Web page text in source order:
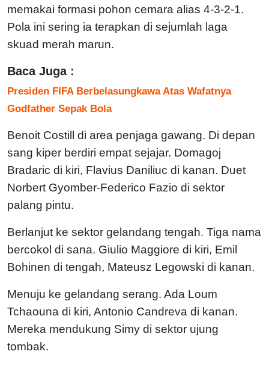
memakai formasi pohon cemara alias 4-3-2-1.
Pola ini sering ia terapkan di sejumlah laga
skuad merah marun.
Baca Juga :
Presiden FIFA Berbelasungkawa Atas Wafatnya
Godfather Sepak Bola
Benoit Costill di area penjaga gawang. Di depan
sang kiper berdiri empat sejajar. Domagoj
Bradaric di kiri, Flavius Daniliuc di kanan. Duet
Norbert Gyomber-Federico Fazio di sektor
palang pintu.
Berlanjut ke sektor gelandang tengah. Tiga nama
bercokol di sana. Giulio Maggiore di kiri, Emil
Bohinen di tengah, Mateusz Legowski di kanan.
Menuju ke gelandang serang. Ada Loum
Tchaouna di kiri, Antonio Candreva di kanan.
Mereka mendukung Simy di sektor ujung
tombak.